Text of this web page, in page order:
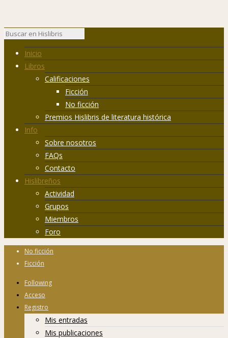
Inicio
Libros
Calificaciones
Ficción
No ficción
Premios Hislibris de literatura histórica
Info
Sobre nosotros
FAQs
Contacto
Hislibreños
Actividad
Grupos
Miembros
Foro
No ficción
Ficción
Following
Acceso
Registro
Mis entradas
Mis publicaciones